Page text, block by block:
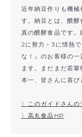
近年納豆作りも機
す。納豆とは、醗
真の醗酵食品です。
2に努力・3に情熱
な！』のお客様の
ます。まだまだ若
本一、皆さんに喜び
〉このガイドさんの
〉高丸食品HP